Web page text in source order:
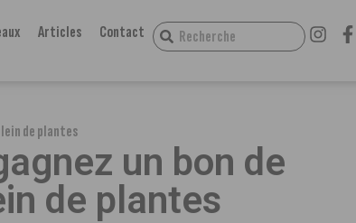
Articles Contact
de plantes
un bon de
de plantes